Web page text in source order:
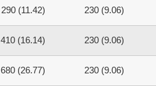
290 (11.42) 230 (9.06)
410 (16.14) 230 (9.06)
680 (26.77) 230 (9.06)